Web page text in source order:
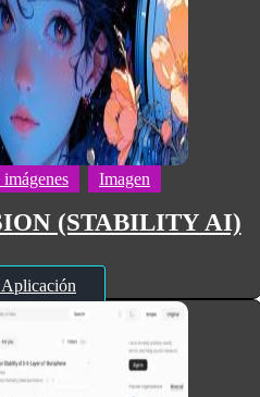
Imagen
(STABILITY AI)